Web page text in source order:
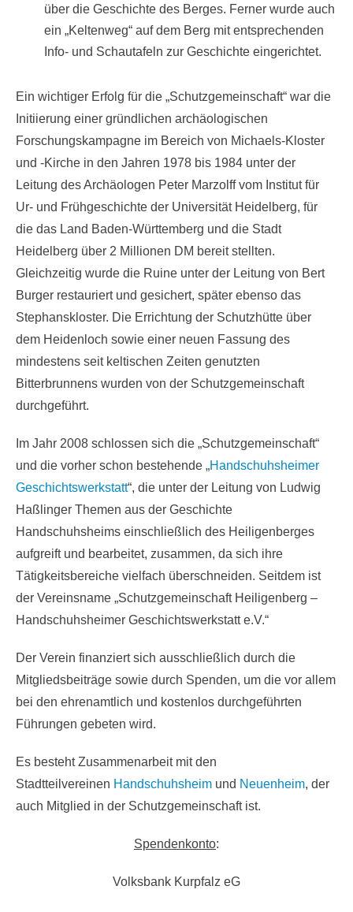
über die Geschichte des Berges. Ferner wurde auch
ein „Keltenweg“ auf dem Berg mit entsprechenden
Info- und Schautafeln zur Geschichte eingerichtet.
Ein wichtiger Erfolg für die „Schutzgemeinschaft“ war die
Initiierung einer gründlichen archäologischen
Forschungskampagne im Bereich von Michaels-Kloster
und -Kirche in den Jahren 1978 bis 1984 unter der
Leitung des Archäologen Peter Marzolff vom Institut für
Ur- und Frühgeschichte der Universität Heidelberg, für
die das Land Baden-Württemberg und die Stadt
Heidelberg über 2 Millionen DM bereit stellten.
Gleichzeitig wurde die Ruine unter der Leitung von Bert
Burger restauriert und gesichert, später ebenso das
Stephanskloster. Die Errichtung der Schutzhütte über
dem Heidenloch sowie einer neuen Fassung des
mindestens seit keltischen Zeiten genutzten
Bitterbrunnens wurden von der Schutzgemeinschaft
durchgeführt.
Im Jahr 2008 schlossen sich die „Schutzgemeinschaft“
und die vorher schon bestehende „Handschuhsheimer
Geschichtswerkstatt“, die unter der Leitung von Ludwig
Haßlinger Themen aus der Geschichte
Handschuhsheims einschließlich des Heiligenberges
aufgreift und bearbeitet, zusammen, da sich ihre
Tätigkeitsbereiche vielfach überschneiden. Seitdem ist
der Vereinsname „Schutzgemeinschaft Heiligenberg –
Handschuhsheimer Geschichtswerkstatt e.V.“
Der Verein finanziert sich ausschließlich durch die
Mitgliedsbeiträge sowie durch Spenden, um die vor allem
bei den ehrenamtlich und kostenlos durchgeführten
Führungen gebeten wird.
Es besteht Zusammenarbeit mit den
Stadtteilvereinen Handschuhsheim und Neuenheim, der
auch Mitglied in der Schutzgemeinschaft ist.
Spendenkonto:
Volksbank Kurpfalz eG